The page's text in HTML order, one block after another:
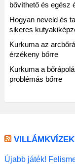
bővíthető és egész
Hogyan neveld és
sikeres
Kurkuma az
érzékeny bőrre
Kurkuma a
problémás bőrre
VILLÁMKVÍZEK
Újabb játék!